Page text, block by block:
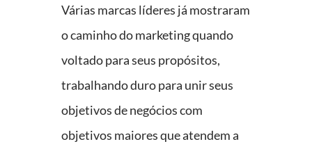
Várias marcas líderes já mostraram
o caminho do marketing quando
voltado para seus propósitos,
trabalhando duro para unir seus
objetivos de negócios com
objetivos maiores que atendem a